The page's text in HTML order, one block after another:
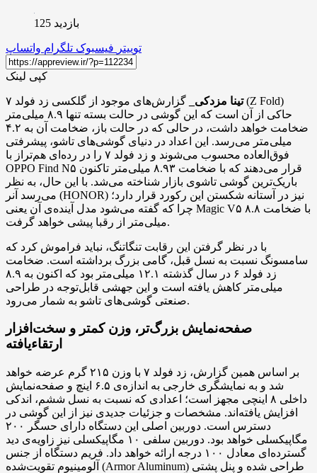
بازدید 125
توییتر فیسبوک تلگرام واتساپ
کپی لینک
تینا مزدکی_
گزارش‌های موجود از گلکسی زد فولد ۷ (Z Fold)
حاکی از آن است که این گوشی در حالت بسته تنها ۸.۹ میلی‌متر
ضخامت خواهد داشت، در حالی که در حالت باز، ضخامت آن به ۴.۲
میلی‌متر می‌رسد. این اعداد در دنیای گوشی‌های تاشو، پیشرفتی
فوق‌العاده محسوب می‌شوند و زد فولد ۷ را در رده‌ای هم‌تراز با
OPPO Find N۵ قرار می‌دهند که با ضخامت ۸.۹۳ میلی‌متر تاکنون
باریک‌ترین گوشی تاشوی بازار شناخته می‌شد. با این حال، به نظر
می‌رسد آنر (HONOR) نیز در آستانه‌ شکستن این رکورد قرار دارد؛
چرا که گفته می‌شود مدل آینده‌ی آن یعنی Magic V۵ با ضخامت ۸.۸
میلی‌متر از رقبا پیشی خواهد گرفت.
با در نظر گرفتن این رقابت تنگاتنگ، نباید فراموش کرد که
سامسونگ نسبت به نسل قبل، گامی بزرگ برداشته است. ضخامت
زد فولد ۶ در سال گذشته ۱۲.۱ میلی‌متر بود که اکنون به ۸.۹
میلی‌متر کاهش یافته است و این جهشی قابل‌توجه در طراحی
صنعتی گوشی‌های تاشو به شمار می‌رود.
صفحه‌نمایش بزرگ‌تر، وزن کمتر و سخت‌افزار
ارتقاءیافته
بر اساس همین گزارش، زد فولد ۷ با وزن ۲۱۵ گرم عرضه خواهد
شد و به نمایشگری خارجی به اندازه‌ی ۶.۵ اینچ و صفحه‌نمایش
داخلی ۸ اینچی مجهز است؛ اعدادی که نسبت به نسل ششم، اندکی
افزایش یافته‌اند. مشخصات و جزئیات جدیدی نیز از این گوشی در
دسترس است. دوربین اصلی این دستگاه دارای حسگر ۲۰۰
مگاپیکسلی خواهد بود. دوربین سلفی ۱۰ مگاپیکسلی نیز زاویه‌ی دید
گسترده‌ای معادل ۱۰۰ درجه ارائه خواهد داد. فریم دستگاه از جنس
آلومینیوم تقویت‌شده (Armor Aluminum) طراحی شده و پنل پشتی